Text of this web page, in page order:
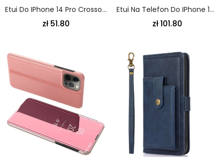
Etui Do IPhone 14 Pro Crossover Ze Sztucznej Skóry
zł 51.80
Etui Na Telefon Do IPhone 14 Pro Etui Folio Seria Hivo Dux Ducis
zł 101.80